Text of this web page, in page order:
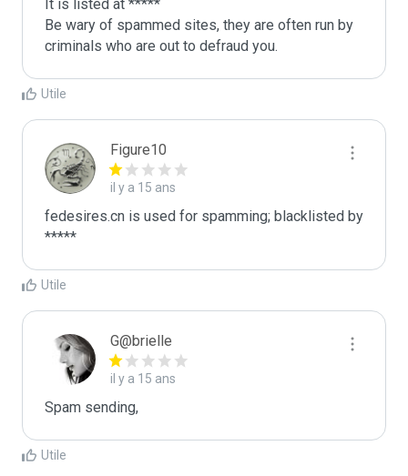
It is listed at *****
Be wary of spammed sites, they are often run by
criminals who are out to defraud you.
Utile
Figure10
il y a 15 ans
fedesires.cn is used for spamming; blacklisted by
*****
Utile
G@brielle
il y a 15 ans
Spam sending,
Utile